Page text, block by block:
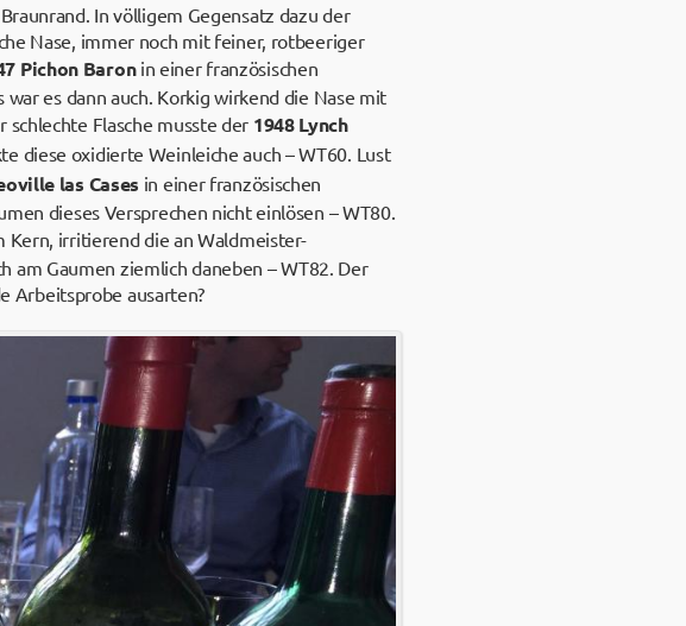
In völligem Gegensatz dazu der
Nase, immer noch mit feiner, rotbeeriger
Pichon Baronin einer französischen
es dann auch. Korkig wirkend die Nase mit
schlechte Flasche musste der 1948 Lynch
diese oxidierte Weinleiche auch – WT60. Lust
las Cases in einer französischen
dieses Versprechen nicht einlösen – WT80.
irritierend die an Waldmeister-
Gaumen ziemlich daneben – WT82. Der
Arbeitsprobe ausarten?